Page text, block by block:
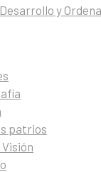
y
patrios
Visión